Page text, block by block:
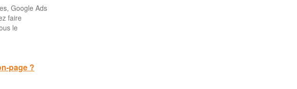
Google Ads
faire
le
page ?